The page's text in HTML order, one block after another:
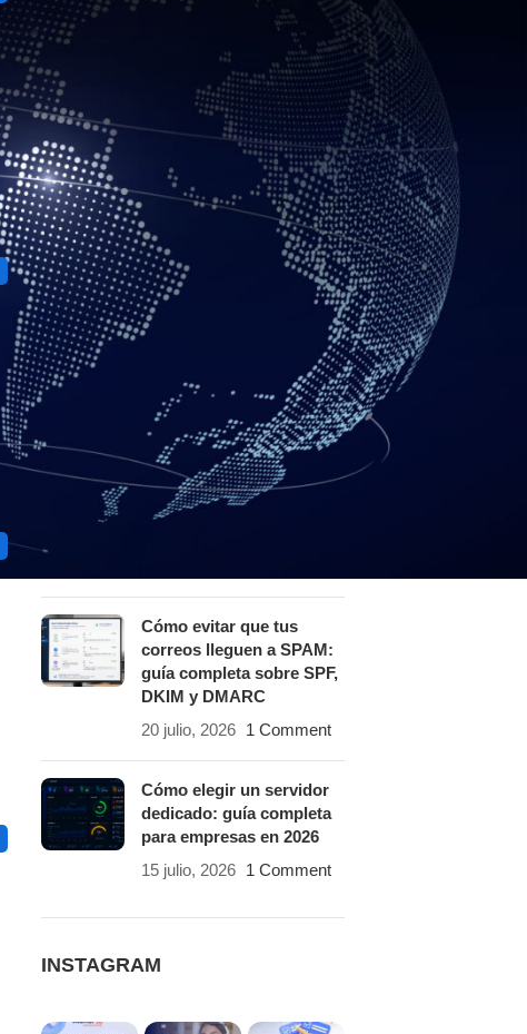
CATEGORÍAS
Aplicativos Web
Chamilo
Correo Empresarial
E-commerce
E-learning
Hosting y Servidores
Moodle
Sitios Web
Últimos Artículos
Wordpress
POST RECIENTES
¿Por qué un sitio web es
lento? 12 causas y cómo
solucionarlas con un
Cómo evitar que tus
correos lleguen a SPAM:
guía completa sobre SPF,
DKIM y DMARC
20 julio, 2026 1 Comment
Cómo elegir un servidor
dedicado: guía completa
para empresas en 2026
15 julio, 2026 1 Comment
INSTAGRAM